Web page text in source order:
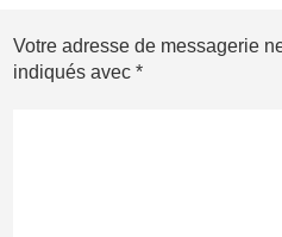
Votre adresse de messagerie
indiqués avec *